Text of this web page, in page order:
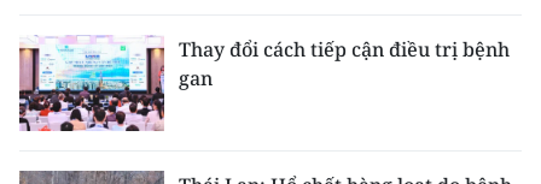
BẠN ĐỌC
KIỂM CHỨNG THÔNG TIN
Thay đổi cách tiếp cận điều trị bệnh
gan